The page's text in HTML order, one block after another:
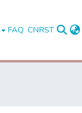
FAQ CNRST